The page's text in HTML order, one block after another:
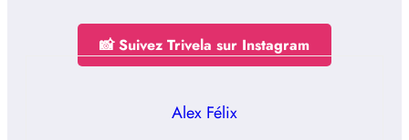
📸 Suivez Trivela sur Instagram
Alex Félix